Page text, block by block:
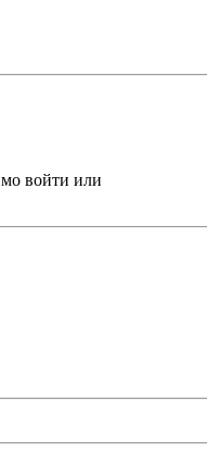
войти или